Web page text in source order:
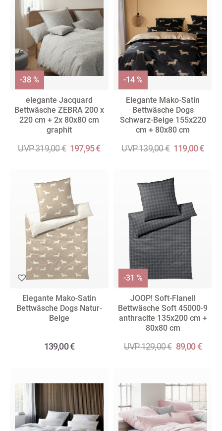
elegante Jacquard
Bettwäsche ZEBRA 200 x
220 cm + 2x 80x80 cm
graphit
UVP 319,00 € 197,95 €
-38 %
Elegante Mako-Satin
Bettwäsche Dogs
Schwarz-Beige 155x220
cm + 80x80 cm
UVP 139,00 € 119,00 €
-14 %
Elegante Mako-Satin
Bettwäsche Dogs Natur-
Beige
139,00 €
JOOP! Soft-Flanell
Bettwäsche Soft 45000-9
anthracite 135x200 cm +
80x80 cm
UVP 129,00 € 89,00 €
-31 %